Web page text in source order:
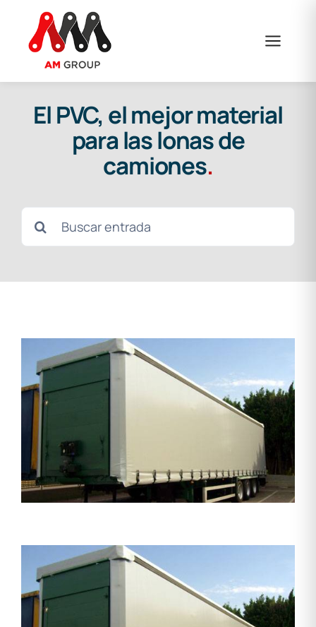
contenido
El PVC, el mejor material
para las lonas de
camiones.
Buscar: